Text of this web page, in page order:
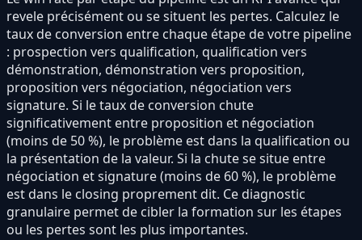
revele précisément ou se situent les pertes. Calculez le
taux de conversion entre chaque étape de votre pipeline
: prospection vers qualification, qualification vers
démonstration, démonstration vers proposition,
proposition vers négociation, négociation vers
signature. Si le taux de conversion chute
significativement entre proposition et négociation
(moins de 50 %), le problème est dans la qualification ou
la présentation de la valeur. Si la chute se situe entre
négociation et signature (moins de 60 %), le problème
est dans le closing proprement dit. Ce diagnostic
granulaire permet de cibler la formation sur les étapes
ou les pertes sont les plus importantes.